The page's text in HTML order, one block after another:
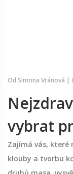
Od Simona Vránová |
vybrat
Zajímá vás, které
klouby a tvorbu